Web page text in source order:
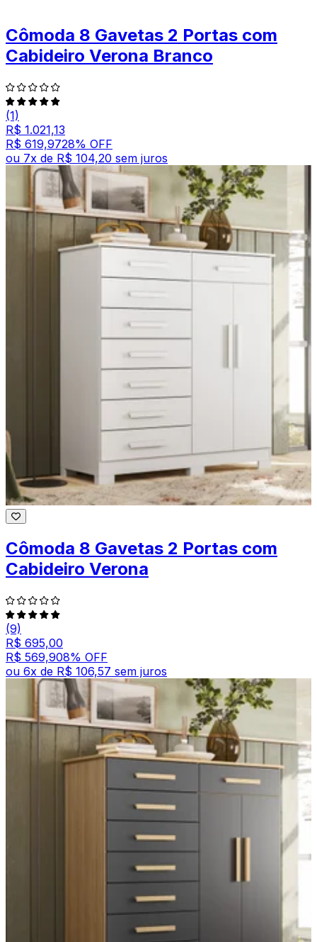
Cômoda 8 Gavetas 2 Portas com
Cabideiro Verona Branco
(1)
R$ 1.021,13
R$ 619,9728% OFF
ou 7x de R$ 104,20 sem juros
Cômoda 8 Gavetas 2 Portas com
Cabideiro Verona
(9)
R$ 695,00
R$ 569,908% OFF
ou 6x de R$ 106,57 sem juros